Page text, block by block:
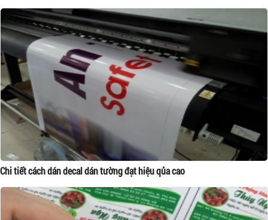
Chi tiết cách dán decal dán tường đạt hiệu qủa cao